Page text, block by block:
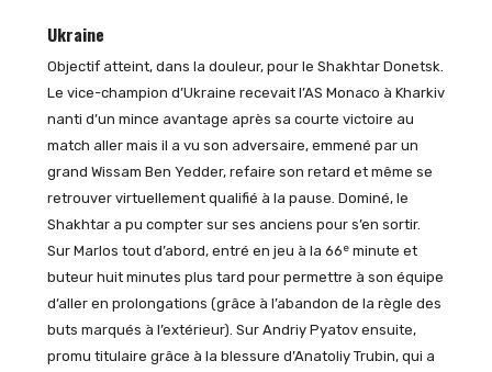
Ukraine
Objectif atteint, dans la douleur, pour le Shakhtar Donetsk.
Le vice-champion d’Ukraine recevait l’AS Monaco à Kharkiv
nanti d’un mince avantage après sa courte victoire au
match aller mais il a vu son adversaire, emmené par un
grand Wissam Ben Yedder, refaire son retard et même se
retrouver virtuellement qualifié à la pause. Dominé, le
Shakhtar a pu compter sur ses anciens pour s’en sortir.
Sur Marlos tout d’abord, entré en jeu à la 66eminute et
buteur huit minutes plus tard pour permettre à son équipe
d’aller en prolongations (grâce à l’abandon de la règle des
buts marqués à l’extérieur). Sur Andriy Pyatov ensuite,
promu titulaire grâce à la blessure d’Anatoliy Trubin, qui a